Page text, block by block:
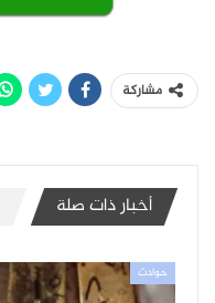
مشاركة
أخبار ذات صلة
حوادث